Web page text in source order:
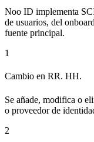
Noo ID implementa
de usuarios, del
fuente principal.
1
Cambio en RR. HH.
Se añade, modifica o
o proveedor de
2